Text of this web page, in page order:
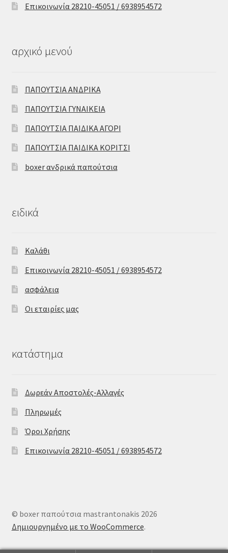
Επικοινωνία 28210-45051 / 6938954572
αρχικό μενού
ΠΑΠΟΥΤΣΙΑ ΑΝΔΡΙΚΑ
ΠΑΠΟΥΤΣΙΑ ΓΥΝΑΙΚΕΙΑ
ΠΑΠΟΥΤΣΙΑ ΠΑΙΔΙΚΑ ΑΓΟΡΙ
ΠΑΠΟΥΤΣΙΑ ΠΑΙΔΙΚΑ ΚΟΡΙΤΣΙ
boxer ανδρικά παπούτσια
ειδικά
Καλάθι
Επικοινωνία 28210-45051 / 6938954572
ασφάλεια
Οι εταιρίες μας
κατάστημα
Δωρεάν Αποστολές-Αλλαγές
Πληρωμές
Όροι Χρήσης
Επικοινωνία 28210-45051 / 6938954572
© boxer παπούτσια mastrantonakis 2026
Δημιουργημένο με το WooCommerce.